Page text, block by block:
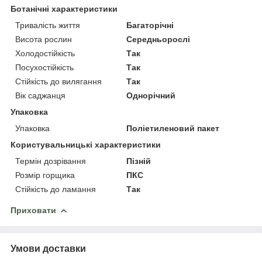
Ботанічні характеристики
Тривалість життя
Багаторічні
Висота рослин
Середньорослі
Холодостійкість
Так
Посухостійкість
Так
Стійкість до вилягання
Так
Вік саджанця
Однорічний
Упаковка
Упаковка
Поліетиленовий пакет
Користувальницькі характеристики
Термін дозрівання
Пізній
Розмір горщика
ПКС
Стійкість до ламання
Так
Приховати
Умови доставки